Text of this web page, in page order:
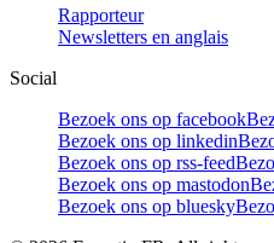
Rapporteur
Newsletters en anglais
Social
Bezoek ons op facebook
Bezoek ons op linkedin
Bezoek ons op rss-feed
Bezoek ons op mastodon
Bezoek ons op bluesky